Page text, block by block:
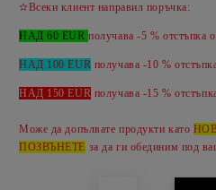
✫Всеки клиент направил поръчка:
НАД 60 EURполучава -5 % отстъпка
НАД 100 EUR получава -10 %
НАД 150 EUR получава -15 %
Може да допълвате продукти като
ПОЗВЪНЕТЕ за да ги обединим под